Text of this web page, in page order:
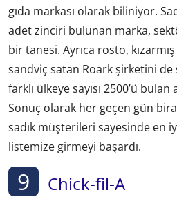
gıda markası olarak biliniyor.
adet zinciri bulunan marka,
bir tanesi. Ayrıca rosto,
sandviç satan Roark şirketini
farklı ülkeye sayısı 2500’ü
Sonuç olarak her geçen gün
sadık müşterileri sayesinde en
listemize girmeyi başardı.
9 Chick-fil-A